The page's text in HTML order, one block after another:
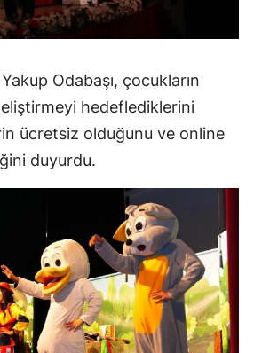
Odabaşı, çocukların
hedeflediklerini
ücretsiz olduğunu ve online
duyurdu.